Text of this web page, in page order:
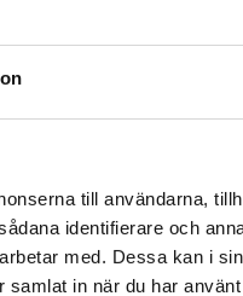
till användarna,
identifierare och
med. Dessa kan i
in när du har
halsen, ansiktet och
utgår från hårfästet
två till tre minuter, men
flera
i obalans kan också så
och värmevallningar.